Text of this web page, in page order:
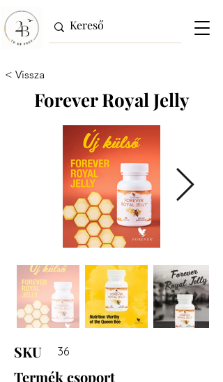
< Vissza
Forever Royal Jelly
SKU 36
Termék csoport